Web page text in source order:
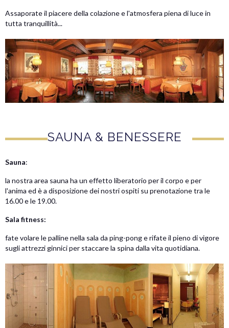
Assaporate il piacere della colazione e l'atmosfera piena di luce in
tutta tranquillità...
SAUNA & BENESSERE
Sauna:
la nostra area sauna ha un effetto liberatorio per il corpo e per
l'anima ed è a disposizione dei nostri ospiti su prenotazione tra le
16.00 e le 19.00.
Sala fitness:
fate volare le palline nella sala da ping-pong e rifate il pieno di vigore
sugli attrezzi ginnici per staccare la spina dalla vita quotidiana.